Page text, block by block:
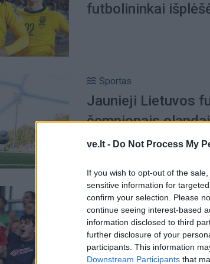
ve.lt - Do Not Process My
If you wish to opt-out of the
sensitive information for
confirm your selection. Please
continue seeing interest-based
information disclosed to third
further disclosure of your
participants. This information
Downstream Participants that
futbolininkai
Sportas
Jaunieji Lietuvos
čempionais
Sportas
"Ekrano"
"Shamrock